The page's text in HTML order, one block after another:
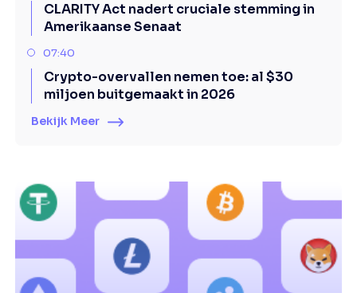
CLARITY Act nadert cruciale stemming in
Amerikaanse Senaat
07:40
Crypto-overvallen nemen toe: al $30
miljoen buitgemaakt in 2026
Bekijk Meer